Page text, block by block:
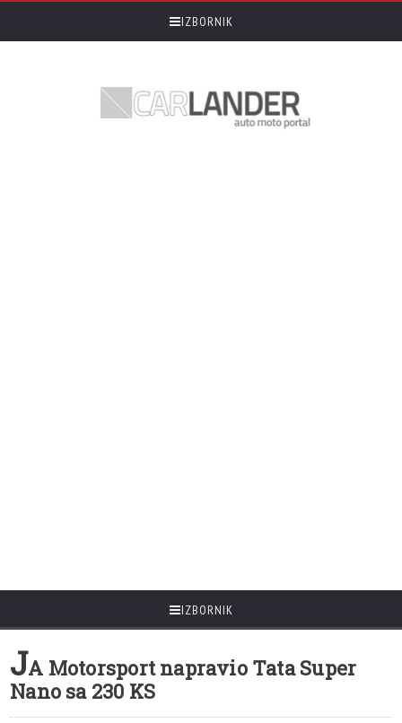
IZBORNIK
IZBORNIK
JA Motorsport napravio Tata Super
Nano sa 230 KS